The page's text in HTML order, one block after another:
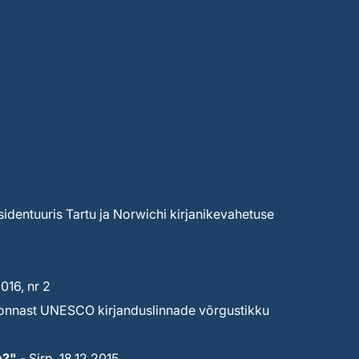
Tartu ja Norwichi kirjanikevahetuse
nr 2
UNESCO kirjanduslinnade võrgustikku